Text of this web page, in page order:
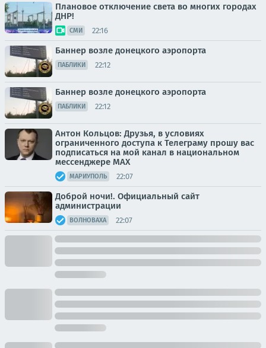
Плановое отключение света во многих городах
ДНР!
СМИ 22:16
Баннер возле донецкого аэропорта
ПАБЛИКИ 22:12
Баннер возле донецкого аэропорта
ПАБЛИКИ 22:12
Антон Кольцов: Друзья, в условиях
ограниченного доступа к Телеграму прошу вас
подписаться на мой канал в национальном
мессенджере МАХ
МАРИУПОЛЬ 22:07
Доброй ночи!. Официальный сайт
администрации
ВОЛНОВАХА 22:07